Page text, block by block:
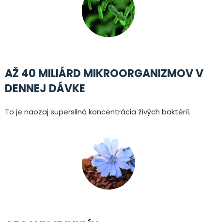
AŽ 40 MILIÁRD MIKROORGANIZMOV V
DENNEJ DÁVKE
To je naozaj supersilná koncentrácia živých baktérií.